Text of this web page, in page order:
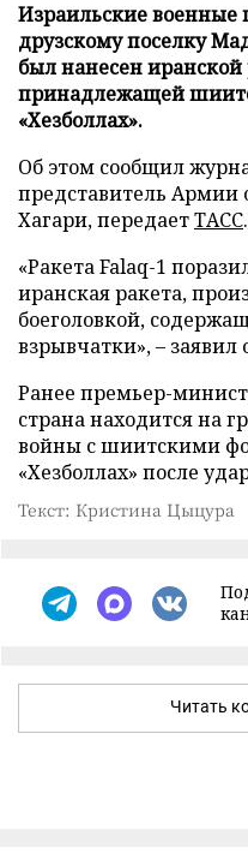
Израильские военные
друзскому поселку
был нанесен иранской
принадлежащей
«Хезболлах».
Об этом сообщил
представитель Армии
Хагари, передаетТАСС.
«Ракета Falaq-1
иранская ракета,
боеголовкой,
взрывчатки», – заявил
Ранее премьер-
страна находится на
войны с шиитскими
«Хезболлах» после
Текст: Кристина Цыцура
Читать